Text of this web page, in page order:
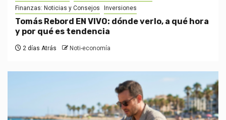
Finanzas: Noticias y Consejos
Inversiones
Tomás Rebord EN VIVO: dónde verlo, a qué hora
y por qué es tendencia
2 días Atrás Noti-economía